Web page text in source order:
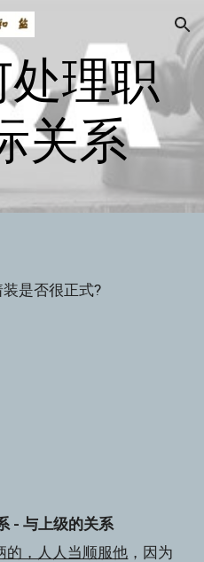
Skip to navigation
处理职
关系
是否很正式?
- 与上级的关系
的，人人当顺服他 ，因为